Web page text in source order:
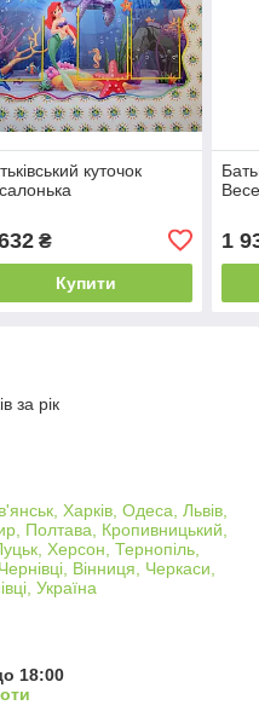
куточок
₴
Купити
1
за рік
Харків, Одеса, Львів,
Полтава, Кропивницький,
Херсон, Тернопіль,
Вінниця, Черкаси,
Україна
18:00